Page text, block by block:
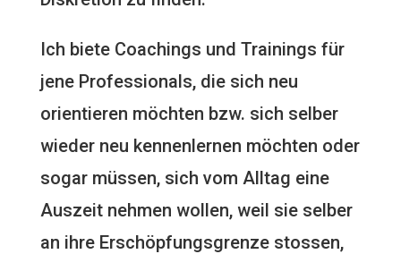
Ich biete Coachings und Trainings für
jene Professionals, die sich neu
orientieren möchten bzw. sich selber
wieder neu kennenlernen möchten oder
sogar müssen, sich vom Alltag eine
Auszeit nehmen wollen, weil sie selber
an ihre Erschöpfungsgrenze stossen,